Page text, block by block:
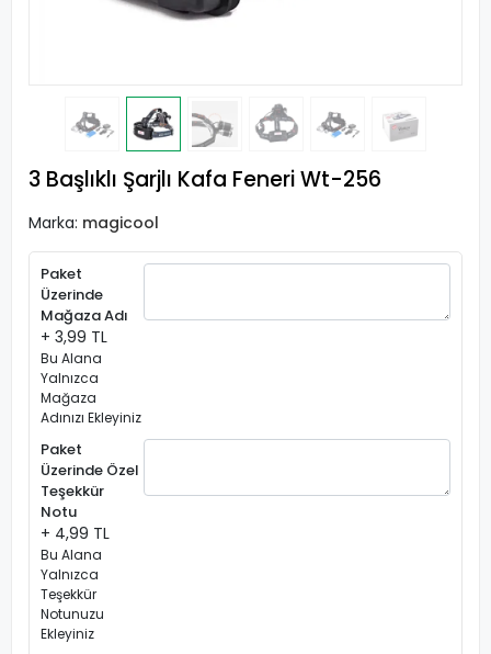
3 Başlıklı Şarjlı Kafa Feneri Wt-256
Marka: magicool
Paket
Üzerinde
Mağaza Adı
+ 3,99 TL
Bu Alana
Yalnızca
Mağaza
Adınızı Ekleyiniz
Paket
Üzerinde Özel
Teşekkür
Notu
+ 4,99 TL
Bu Alana
Yalnızca
Teşekkür
Notunuzu
Ekleyiniz